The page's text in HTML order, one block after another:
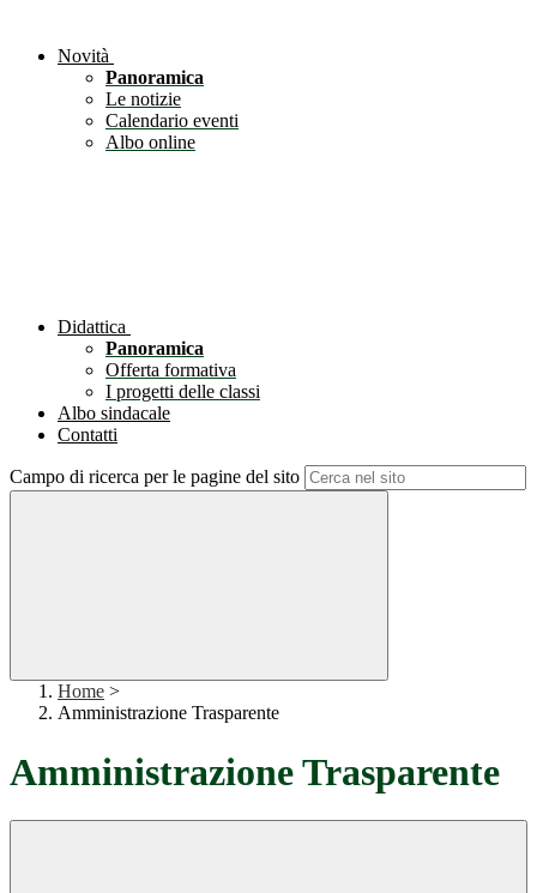
Novità
Panoramica
Le notizie
Calendario eventi
Albo online
Didattica
Panoramica
Offerta formativa
I progetti delle classi
Albo sindacale
Contatti
Campo di ricerca per le pagine del sito
Home >
Amministrazione Trasparente
Amministrazione Trasparente